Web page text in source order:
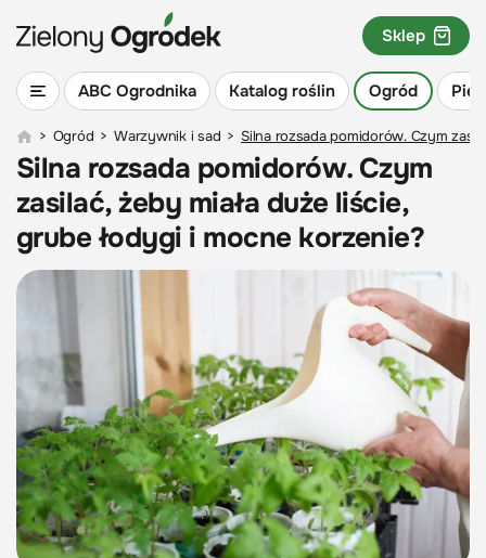
ABC Ogrodnika Katalog roślin Ogród
Sklep
> Ogród > Warzywnik i sad > Silna rozsada pomidorów. Czym
Silna rozsada pomidorów. Czym
zasilać, żeby miała duże liście,
grube łodygi i mocne korzenie?